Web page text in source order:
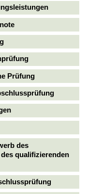
Prüfung
des
qualifizierenden